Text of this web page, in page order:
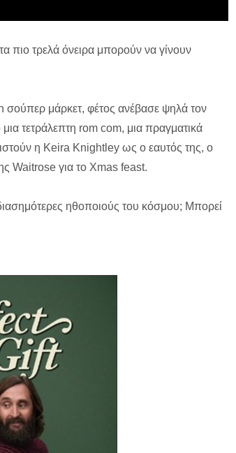
πιο τρελά όνειρα μπορούν να γίνουν
σούπερ μάρκετ, φέτος ανέβασε ψηλά τον
τετράλεπτη rom com, μια πραγματικά
η Keira Knightley ως ο εαυτός της, ο
Waitrose για το Xmas feast.
ηθοποιούς του κόσμου; Μπορεί